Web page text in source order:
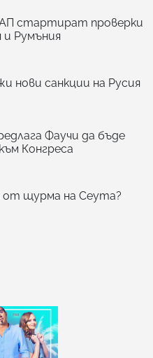
стартират проверки
и Румъния
нови санкции на Русия
Фаучи да бъде
Конгреса
от щурма на Сеута?